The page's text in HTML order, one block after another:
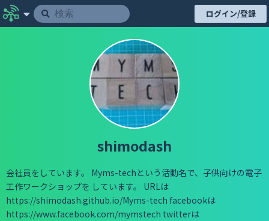
ログイン/登録
shimodash
会社員をしています。 Myms-techという活動名で、子供向けの電子
工作ワークショップを しています。 URLは
https://shimodash.github.io/Myms-tech facebookは
https://www.facebook.com/mymstech twitterは